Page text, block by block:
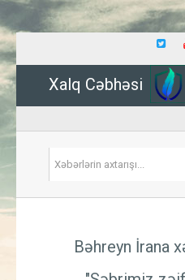
Xalq Cəbhəsi
Bəhreyn İrana